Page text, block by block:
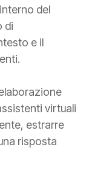
del
di
e il
virtuali
estrarre
risposta